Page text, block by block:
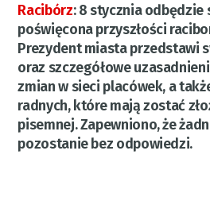
Racibórz:8 stycznia odbędzie
poświęcona przyszłości
Prezydent miasta przedstawi
oraz szczegółowe
zmian w sieci placówek, a
radnych, które mają zostać
pisemnej. Zapewniono, że
pozostanie bez odpowiedzi.